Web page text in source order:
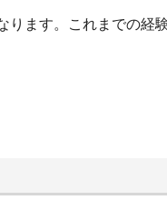
ます。これまでの経